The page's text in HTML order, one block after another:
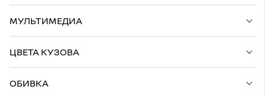
МУЛЬТИМЕДИА
ЦВЕТА КУЗОВА
ОБИВКА